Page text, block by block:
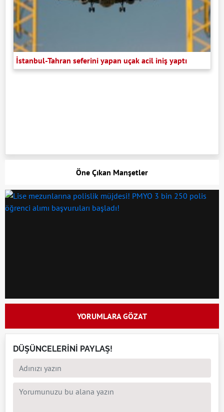
İstanbul-Tahran seferini yapan uçak acil iniş yaptı
Öne Çıkan Manşetler
YORUMLARA GÖZAT
DÜŞÜNCELERİNİ PAYLAŞ!